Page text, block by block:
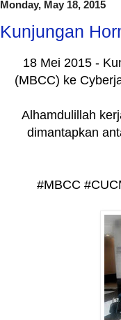
Monday, May 18, 2015
Kunjungan
18 Mei 2015 -
(MBCC) ke
Alhamdulillah
dimantapkan
#MBCC